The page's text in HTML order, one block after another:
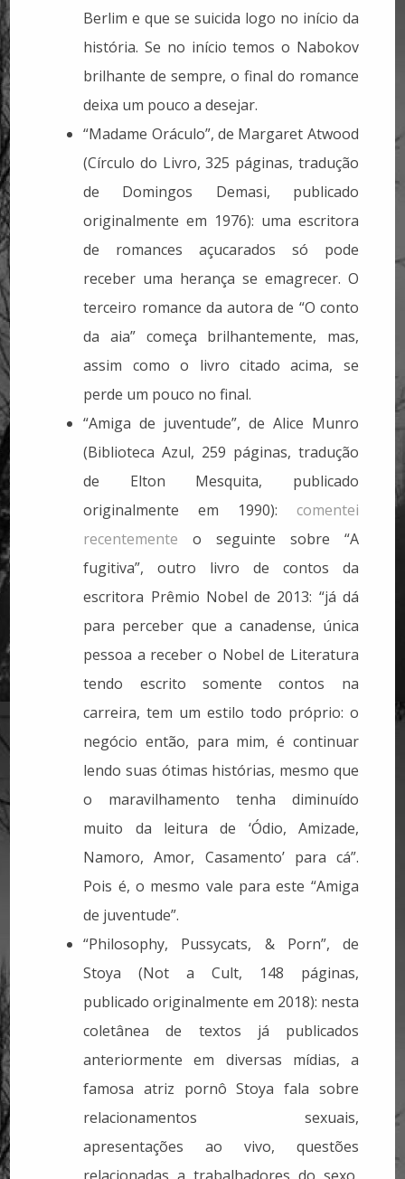
Berlim e que se suicida logo no início da
história. Se no início temos o Nabokov
brilhante de sempre, o final do romance
deixa um pouco a desejar.
“Madame Oráculo”, de Margaret Atwood
(Círculo do Livro, 325 páginas, tradução
de Domingos Demasi, publicado
originalmente em 1976): uma escritora
de romances açucarados só pode
receber uma herança se emagrecer. O
terceiro romance da autora de “O conto
da aia” começa brilhantemente, mas,
assim como o livro citado acima, se
perde um pouco no final.
“Amiga de juventude”, de Alice Munro
(Biblioteca Azul, 259 páginas, tradução
de Elton Mesquita, publicado
originalmente em 1990): comentei
recentemente o seguinte sobre “A
fugitiva”, outro livro de contos da
escritora Prêmio Nobel de 2013: “já dá
para perceber que a canadense, única
pessoa a receber o Nobel de Literatura
tendo escrito somente contos na
carreira, tem um estilo todo próprio: o
negócio então, para mim, é continuar
lendo suas ótimas histórias, mesmo que
o maravilhamento tenha diminuído
muito da leitura de ‘Ódio, Amizade,
Namoro, Amor, Casamento’ para cá”.
Pois é, o mesmo vale para este “Amiga
de juventude”.
“Philosophy, Pussycats, & Porn”, de
Stoya (Not a Cult, 148 páginas,
publicado originalmente em 2018): nesta
coletânea de textos já publicados
anteriormente em diversas mídias, a
famosa atriz pornô Stoya fala sobre
relacionamentos sexuais,
apresentações ao vivo, questões